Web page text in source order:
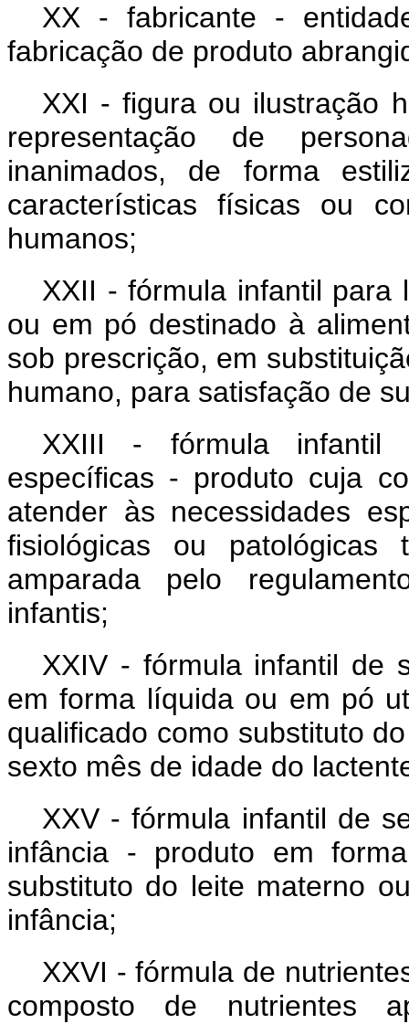
XX - fabricante -
fabricação de produto
XXI - figura ou ilustração
representação de
inanimados, de forma
características físicas ou
humanos;
XXII - fórmula infantil para
ou em pó destinado à
sob prescrição, em
humano, para satisfação de
XXIII - fórmula infantil
específicas - produto cuja
atender às necessidades
fisiológicas ou patológicas
amparada pelo
infantis;
XXIV - fórmula infantil de
em forma líquida ou em pó
qualificado como substituto
sexto mês de idade do
XXV - fórmula infantil de
infância - produto em
substituto do leite materno
infância;
XXVI - fórmula de
composto de nutrientes